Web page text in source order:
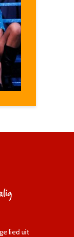
lied uit